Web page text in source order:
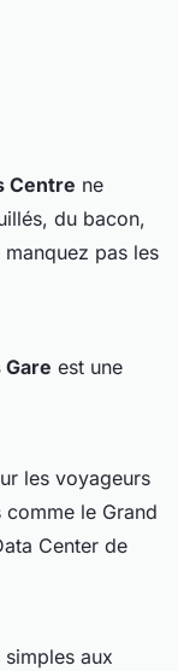
Centre ne
du bacon,
pas les
Gare est une
les voyageurs
le Grand
Center de
aux